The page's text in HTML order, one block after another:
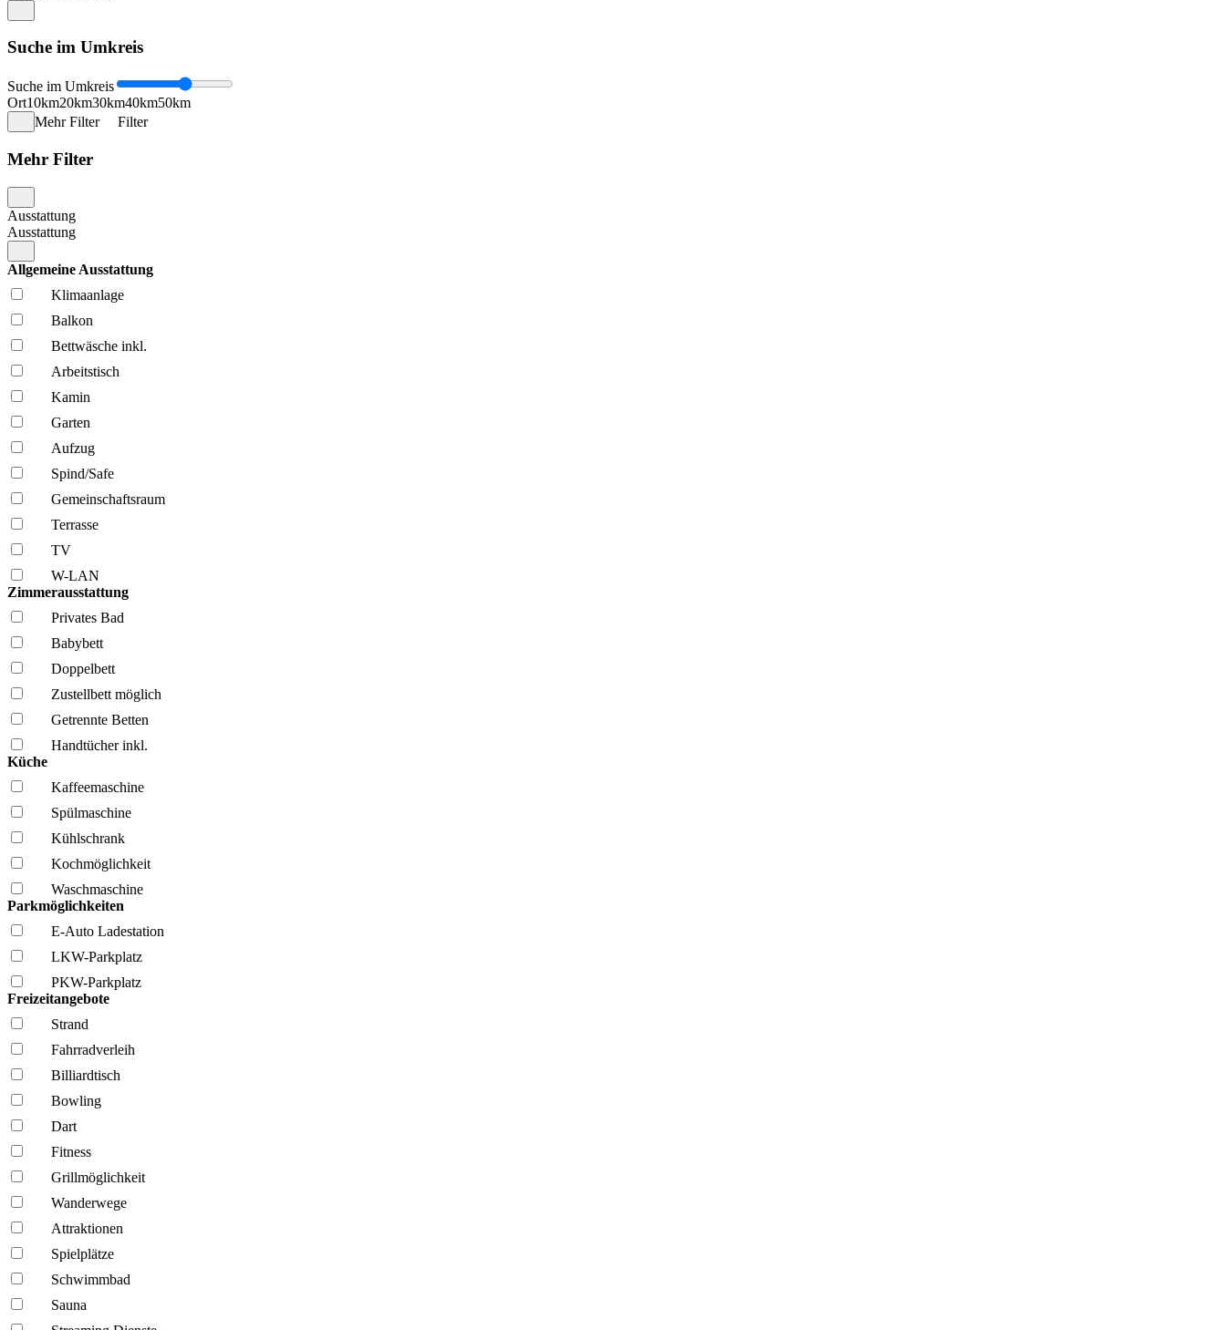
Suche im Umkreis
Suche im Umkreis
Ort10km20km30km40km50km
Mehr Filter
Filter
Mehr Filter
Ausstattung
Ausstattung
Allgemeine Ausstattung
Klima­anlage
Balkon
Bettwäsche inkl.
Arbeitstisch
Kamin
Garten
Aufzug
Spind/Safe
Gemeinschafts­raum
Terrasse
TV
W-LAN
Zimmerausstattung
Privates Bad
Babybett
Doppelbett
Zustellbett möglich
Getrennte Betten
Handtücher inkl.
Küche
Kaffee­maschine
Spül­maschine
Kühl­schrank
Kochmöglich­keit
Wasch­maschine
Parkmöglichkeiten
E-Auto Ladestation
LKW-Parkplatz
PKW-Parkplatz
Freizeitangebote
Strand
Fahrrad­verleih
Billiardtisch
Bowling
Dart
Fitness
Grillmöglich­keit
Wanderwege
Attraktionen
Spielplätze
Schwimmbad
Sauna